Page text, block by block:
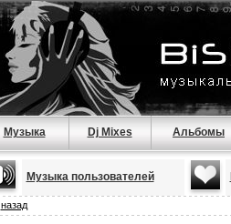
Музыка Dj Mixes Альбомы
Музыка пользователей
назад